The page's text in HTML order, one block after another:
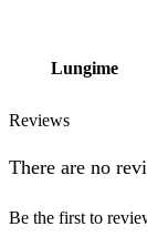
Lungime
Reviews
There are no
Be the first to